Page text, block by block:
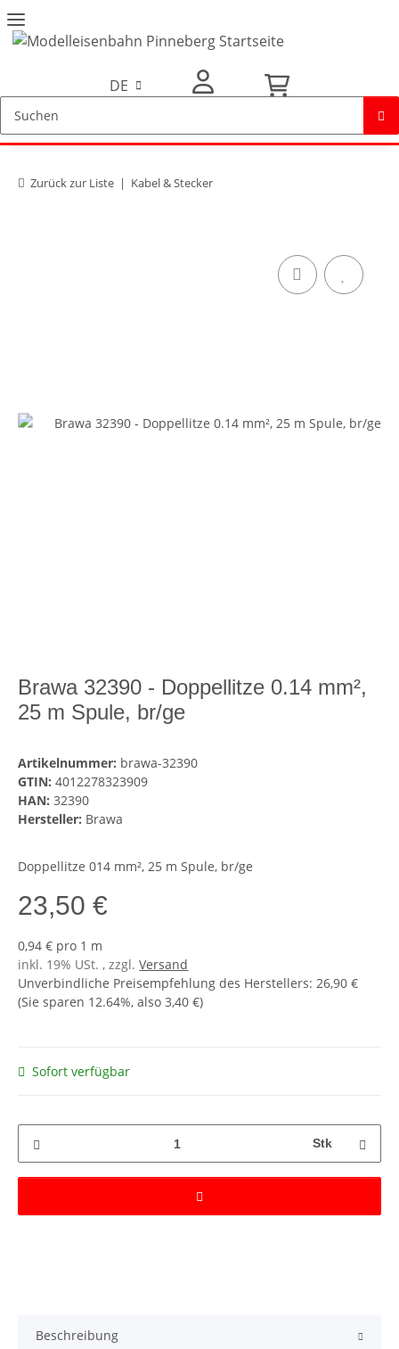
DE
Zurück zur Liste Kabel & Stecker
Brawa 32390 - Doppellitze 0.14 mm²,
25 m Spule, br/ge
Artikelnummer: brawa-32390
GTIN: 4012278323909
HAN: 32390
Hersteller: Brawa
Doppellitze 014 mm², 25 m Spule, br/ge
23,50 €
0,94 € pro 1 m
inkl. 19% USt. , zzgl.Versand
Unverbindliche Preisempfehlung des Herstellers:26,90 €
(Sie sparen 12.64%, also3,40 €)
Sofort verfügbar
Stk
Beschreibung